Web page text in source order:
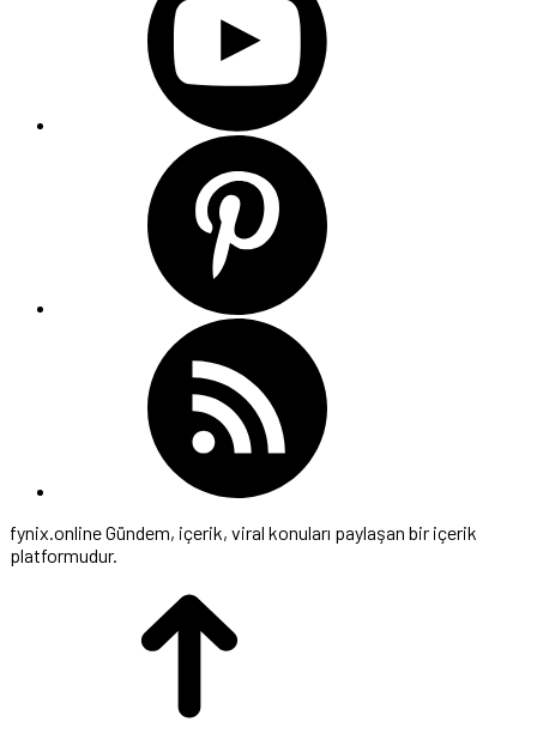
fynix.online Gündem, içerik, viral konuları paylaşan bir içerik
platformudur.